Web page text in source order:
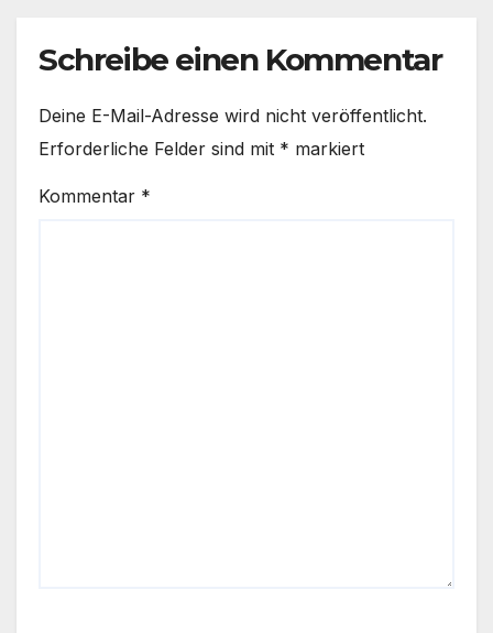
Schreibe einen Kommentar
Deine E-Mail-Adresse wird nicht veröffentlicht.
Erforderliche Felder sind mit * markiert
Kommentar *